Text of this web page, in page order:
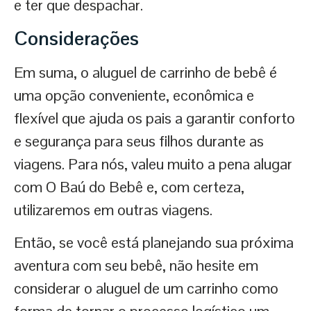
e ter que despachar.
Considerações
Em suma, o aluguel de carrinho de bebê é
uma opção conveniente, econômica e
flexível que ajuda os pais a garantir conforto
e segurança para seus filhos durante as
viagens. Para nós, valeu muito a pena alugar
com O Baú do Bebê e, com certeza,
utilizaremos em outras viagens.
Então, se você está planejando sua próxima
aventura com seu bebê, não hesite em
considerar o aluguel de um carrinho como